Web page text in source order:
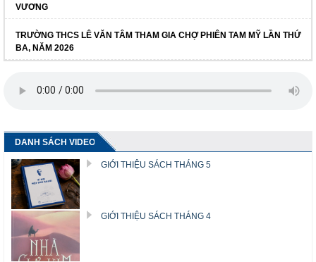
VƯƠNG
TRƯỜNG THCS LÊ VĂN TÂM THAM GIA CHỢ PHIÊN TAM MỸ LẦN THỨ
BA, NĂM 2026
DANH SÁCH VIDEO
GIỚI THIỆU SÁCH THÁNG 5
GIỚI THIỆU SÁCH THÁNG 4